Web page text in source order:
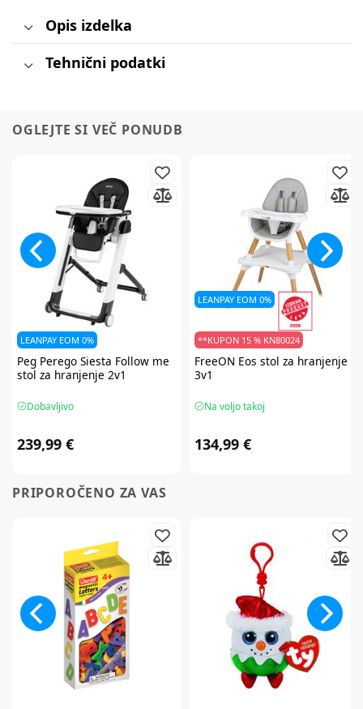
Opis izdelka
Tehnični podatki
OGLEJTE SI VEČ PONUDB
LEANPAY EOM 0%
Peg PeregoSiesta Follow me
stol za hranjenje 2v1
Dobavljivo
239,99 €
LEANPAY EOM 0%
**KUPON 15 % KN80024
FreeON Eos stol za hranjenje
3v1
Na voljo takoj
134,99 €
PRIPOROČENO ZA VAS